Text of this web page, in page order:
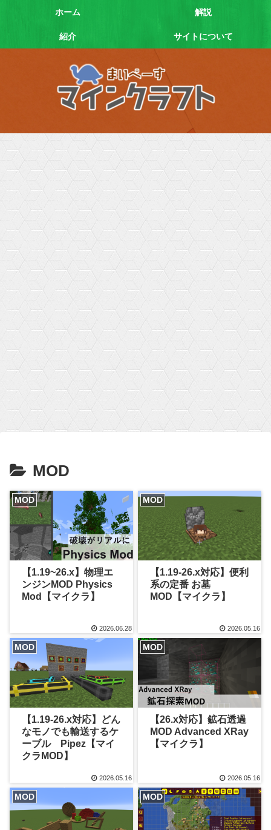
ホーム 解説
紹介 サイトについて
MOD
MOD
【1.19~26.x】物理エ
ンジンMOD Physics
Mod【マイクラ】
2026.06.28
MOD
【1.19-26.x対応】便利
系の定番 お墓
MOD【マイクラ】
2026.05.16
MOD
【1.19-26.x対応】どん
なモノでも輸送するケ
ーブル Pipez【マイ
クラMOD】
2026.05.16
MOD
【26.x対応】鉱石透過
MOD Advanced XRay
【マイクラ】
2026.05.16
MOD MOD